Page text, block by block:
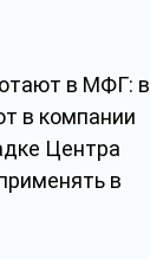
в МФГ: в
в компании
Центра
в